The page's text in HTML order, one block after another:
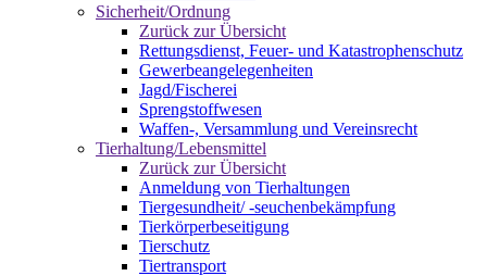
Sicherheit/Ordnung
Zurück zur Übersicht
Rettungsdienst, Feuer- und Katastrophenschutz
Gewerbeangelegenheiten
Jagd/Fischerei
Sprengstoffwesen
Waffen-, Versammlung und Vereinsrecht
Tierhaltung/Lebensmittel
Zurück zur Übersicht
Anmeldung von Tierhaltungen
Tiergesundheit/ -seuchenbekämpfung
Tierkörperbeseitigung
Tierschutz
Tiertransport